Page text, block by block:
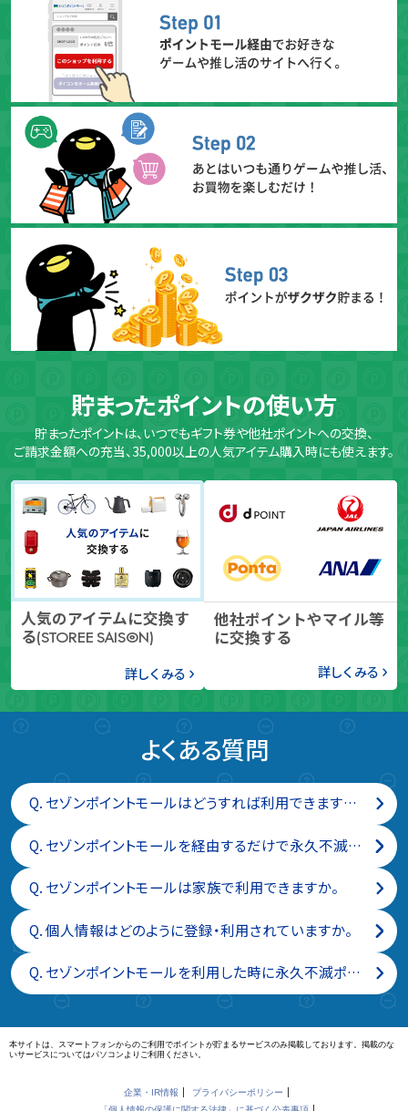
貯まったポイントの使い方
貯まったポイントは、いつでもギフト券や他社ポイントへの交換、
ご請求金額への充当、35,000以上の人気アイテム購入時にも使えます。
人気のアイテムに交換す
る(STOREE SAISON)
詳しくみる
他社ポイントやマイル等
に交換する
詳しくみる
よくある質問
Q. セゾンポイントモールはどうすれば利用できますか。無料で登録できますか。
Q. セゾンポイントモールを経由するだけで永久不滅ポイントが付与されるのは、なぜですか。
Q. セゾンポイントモールは家族で利用できますか。
Q.個人情報はどのように登録・利用されていますか。
Q. セゾンポイントモールを利用した時に永久不滅ポイントがどのくらいつくのか教えてください。
本サイトは、スマートフォンからのご利用でポイントが貯まるサービスのみ掲載しております。掲載のな
いサービスについてはパソコンよりご利用ください。
企業・IR情報
プライバシーポリシー